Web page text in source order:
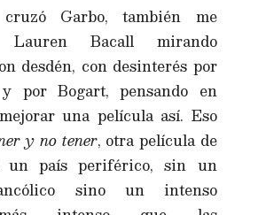
Garbo, también me
Bacall mirando
desdén, con desinterés por
por Bogart, pensando en
una película así. Eso
y no tener, otra película de
un país periférico, sin un
sino un intenso